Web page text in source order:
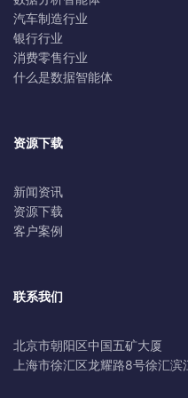
汽车制造行业
银行行业
消费零售行业
什么是数据智能体
资源下载
新闻资讯
资源下载
客户案例
联系我们
北京市朝阳区中国五矿大厦
上海市徐汇区龙耀路8号徐汇滨